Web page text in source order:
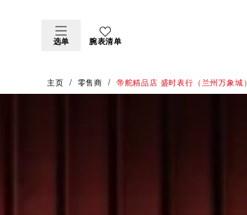
选单 腕表清单
主页 零售商 ‭帝舵精品店 盛时表行（兰州万象城）‬